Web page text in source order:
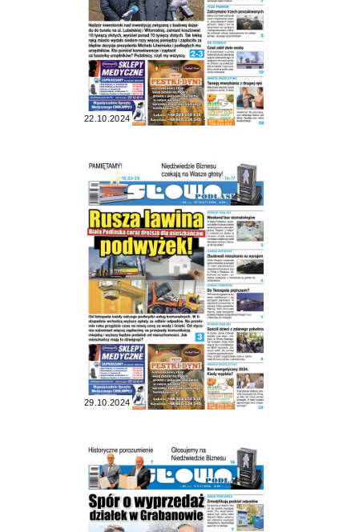
22.10.2024
29.10.2024